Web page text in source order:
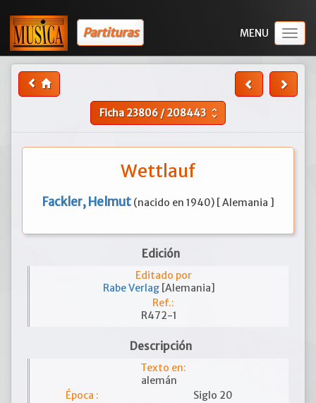
Partituras
Ficha23806/208443 unfold_more
Wettlauf
Fackler, Helmut (nacido en 1940) [ Alemania ]
Edición
Editado por
Rabe Verlag [Alemania]
Ref.:
R472-1
Descripción
Texto en:
alemán
Época :
Siglo 20